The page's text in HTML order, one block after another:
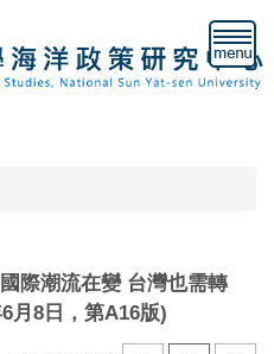
際潮流在變 台灣也需轉
月8日，第A16版)